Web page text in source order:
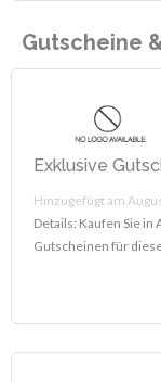
Gutscheine
Exklusive
Hinzugefügt am
Details: Kaufen Sie
Gutscheinen für